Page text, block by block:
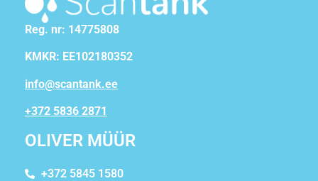
Reg. nr: 14775808
KMKR: EE102180352
info@scantank.ee
+372 5836 2871
OLIVER MÜÜR
+372 5845 1580